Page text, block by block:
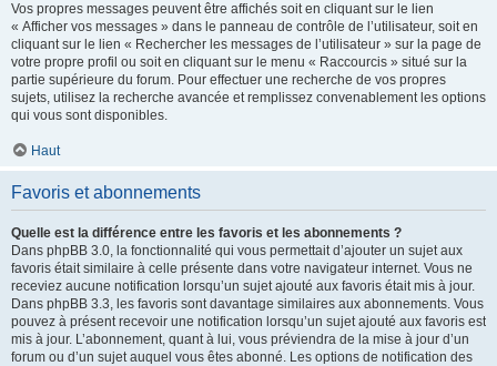
Vos propres messages peuvent être affichés soit en cliquant sur le lien
« Afficher vos messages » dans le panneau de contrôle de l’utilisateur, soit en
cliquant sur le lien « Rechercher les messages de l’utilisateur » sur la page de
votre propre profil ou soit en cliquant sur le menu « Raccourcis » situé sur la
partie supérieure du forum. Pour effectuer une recherche de vos propres
sujets, utilisez la recherche avancée et remplissez convenablement les options
qui vous sont disponibles.
Haut
Favoris et abonnements
Quelle est la différence entre les favoris et les abonnements ?
Dans phpBB 3.0, la fonctionnalité qui vous permettait d’ajouter un sujet aux
favoris était similaire à celle présente dans votre navigateur internet. Vous ne
receviez aucune notification lorsqu’un sujet ajouté aux favoris était mis à jour.
Dans phpBB 3.3, les favoris sont davantage similaires aux abonnements. Vous
pouvez à présent recevoir une notification lorsqu’un sujet ajouté aux favoris est
mis à jour. L’abonnement, quant à lui, vous préviendra de la mise à jour d’un
forum ou d’un sujet auquel vous êtes abonné. Les options de notification des